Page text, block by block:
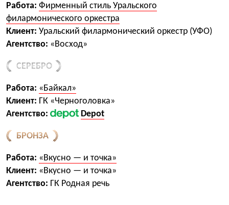
Работа: Фирменный стиль Уральского
филармонического оркестра
Клиент: Уральский филармонический оркестр (УФО)
Агентство: «Восход»
СЕРЕБРО
Работа: «Байкал»
Клиент: ГК «Черноголовка»
Агентство:
Depot
БРОНЗА
Работа: «Вкусно — и точка»
Клиент: «Вкусно — и точка»
Агентство: ГК Родная речь